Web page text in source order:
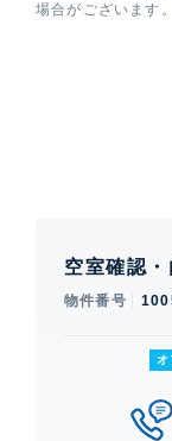
場合がございます。
空室確認
物件番号
オ